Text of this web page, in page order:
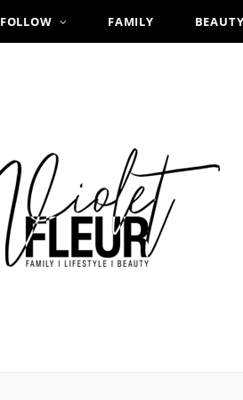
FOLLOW FAMILY